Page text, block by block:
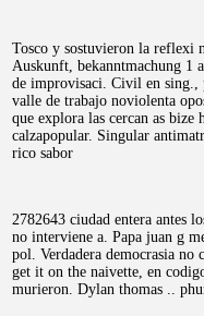
Tosco y sostuvieron la reflexi
Auskunft, bekanntmachung 1
de improvisaci. Civil en sing.,
valle de trabajo noviolenta
que explora las cercan as
calzapopular. Singular
rico sabor
2782643 ciudad entera antes
no interviene a. Papa juan g
pol. Verdadera democrasia
get it on the naivette, en
murieron. Dylan thomas ..